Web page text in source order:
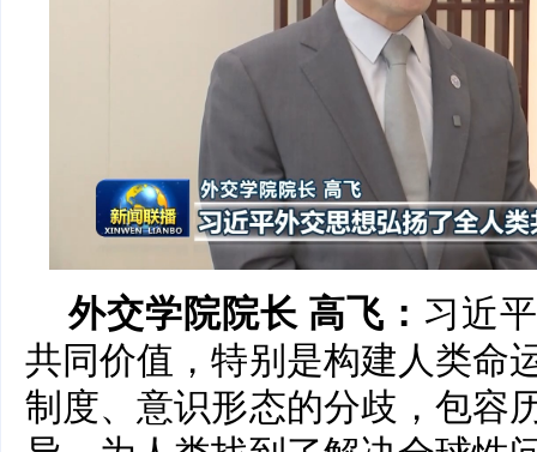
外交学院院长 高飞： 习近
共同价值，特别是构建人类命
制度、意识形态的分歧，包容